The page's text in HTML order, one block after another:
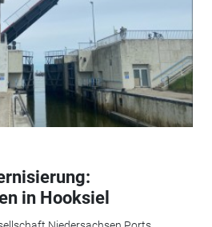
in Hooksiel